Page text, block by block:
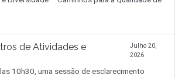
de Atividades e
Julho 20,
2026
10h30, uma sessão de esclarecimento